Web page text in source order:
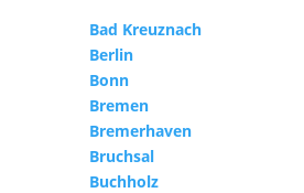
Bad Kreuznach
Berlin
Bonn
Bremen
Bremerhaven
Bruchsal
Buchholz